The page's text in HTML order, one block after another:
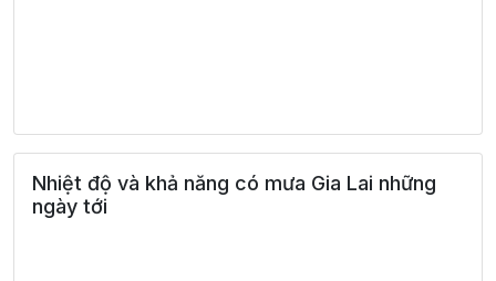
Nhiệt độ và khả năng có mưa Gia Lai những
ngày tới